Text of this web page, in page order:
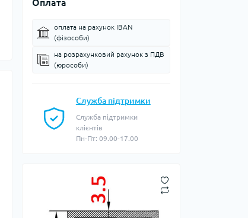
Оплата
оплата на рахунок IBAN
(фізособи)
на розрахунковий рахунок з ПДВ
(юрособи)
Служба підтримки
Служба підтримки
клієнтів
Пн-Пт: 09.00-17.00